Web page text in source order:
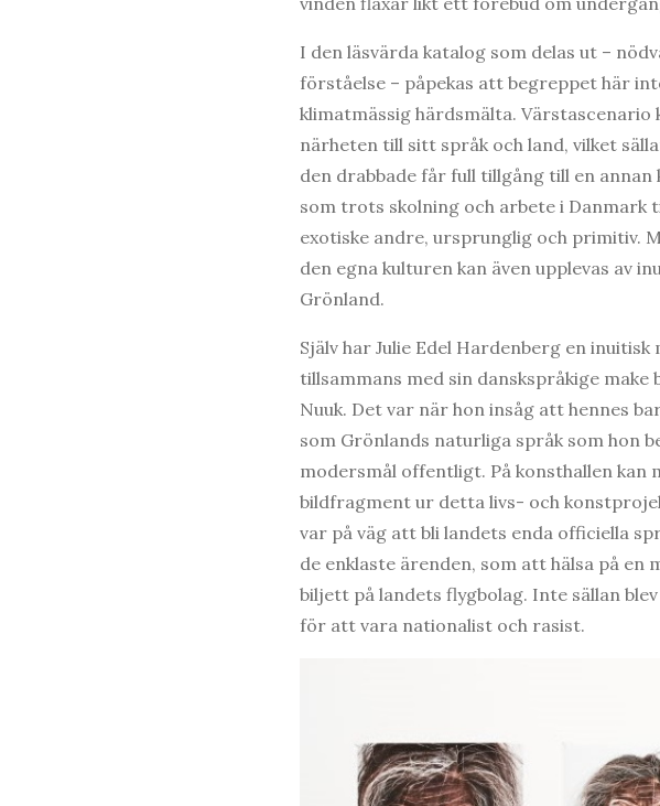
I den läsvärda katalog som delas ut –
förståelse – påpekas att begreppet här
klimatmässig härdsmälta. Värstascenario
närheten till sitt språk och land, vilket
den drabbade får full tillgång till en
som trots skolning och arbete i Danmark
exotiske andre, ursprunglig och primitiv.
den egna kulturen kan även upplevas av
Grönland.
Själv har Julie Edel Hardenberg en
tillsammans med sin danskspråkige
Nuuk. Det var när hon insåg att hennes
som Grönlands naturliga språk som hon
modersmål offentligt. På konsthallen kan
bildfragment ur detta livs- och
var på väg att bli landets enda officiella
de enklaste ärenden, som att hälsa på en
biljett på landets flygbolag. Inte sällan
för att vara nationalist och rasist.